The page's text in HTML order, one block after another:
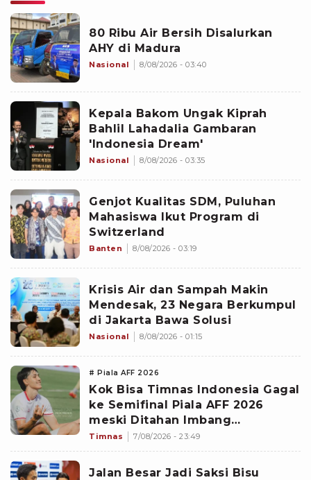
80 Ribu Air Bersih Disalurkan
AHY di Madura
Nasional 8/08/2026 - 03:40
Kepala Bakom Ungak Kiprah
Bahlil Lahadalia Gambaran
'Indonesia Dream'
Nasional 8/08/2026 - 03:35
Genjot Kualitas SDM, Puluhan
Mahasiswa Ikut Program di
Switzerland
Banten 8/08/2026 - 03:19
Krisis Air dan Sampah Makin
Mendesak, 23 Negara Berkumpul
di Jakarta Bawa Solusi
Nasional 8/08/2026 - 01:15
# Piala AFF 2026
Kok Bisa Timnas Indonesia Gagal
ke Semifinal Piala AFF 2026
meski Ditahan Imbang
Singapura?
Timnas 7/08/2026 - 23:49
Jalan Besar Jadi Saksi Bisu